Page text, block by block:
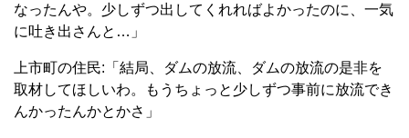
なったんや。少しずつ出してくれればよかったのに、一気
に吐き出さんと…」
上市町の住民:「結局、ダムの放流、ダムの放流の是非を
取材してほしいわ。もうちょっと少しずつ事前に放流でき
んかったんかとかさ」